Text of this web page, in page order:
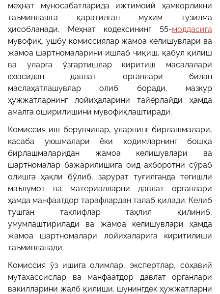
меҳнат муносабатларида ижтимоий ҳамкорликни
таъминлашга қаратилган муҳим тузилма
ҳисобланади. Меҳнат кодексининг 55-моддасига
мувофиқ, ушбу комиссиялар жамоа келишувлари ва
жамоа шартномаларини ишлаб чиқиш, қабул қилиш
ва уларга ўзгартишлар киритиш масалалари
юзасидан давлат органлари билан
маслаҳатлашувлар олиб боради, мазкур
ҳужжатларнинг лойиҳаларини тайёрлайди ҳамда
амалга оширилишини мувофиқлаштиради.
Комиссия иш берувчилар, уларнинг бирлашмалари,
касаба уюшмалари ёки ходимларнинг бошқа
бирлашмаларидан жамоа келишувлари ва
шартномалар бажарилишига оид ахборотни сўраб
олишга ҳақли бўлиб, зарурат туғилганда тегишли
маълумот ва материалларни давлат органлари
ҳамда манфаатдор тарафлардан талаб қилади. Келиб
тушган таклифлар таҳлил қилиниб,
умумлаштирилади ва жамоа келишувлари ҳамда
жамоа шартномалари лойиҳаларига киритилиши
таъминланади.
Комиссия ўз ишига олимлар, экспертлар, соҳавий
мутахассислар ва манфаатдор давлат органлари
вакилларини жалб қилиши, шунингдек ҳужжатларни